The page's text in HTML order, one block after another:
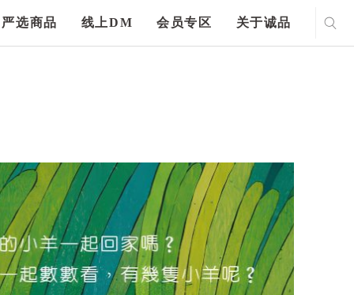
严选商品 线上DM 会员专区 关于诚品